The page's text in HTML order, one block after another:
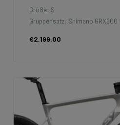
Größe: S
Gruppensatz: Shimano GRX600
€2,199.00